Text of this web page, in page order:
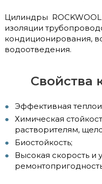
Цилиндры
изоляции
кондиционирования,
водоотведения.
Свойства
Эффективная
Химическая
растворителям,
Биостойкость;
Высокая скорость и